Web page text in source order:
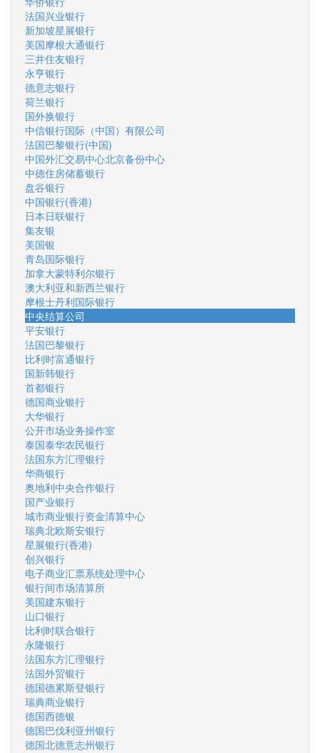
法国兴业银行
新加坡星展银行
美国摩根大通银行
三井住友银行
永亨银行
德意志银行
荷兰银行
国外换银行
中信银行国际（中国）有限公司
法国巴黎银行(中国)
中国外汇交易中心北京备份中心
中德住房储蓄银行
盘谷银行
中国银行(香港)
日本日联银行
集友银
美国银
青岛国际银行
加拿大蒙特利尔银行
澳大利亚和新西兰银行
摩根士丹利国际银行
中央结算公司
平安银行
法国巴黎银行
比利时富通银行
国新韩银行
首都银行
德国商业银行
大华银行
公开市场业务操作室
泰国泰华农民银行
法国东方汇理银行
华商银行
奥地利中央合作银行
国产业银行
城市商业银行资金清算中心
瑞典北欧斯安银行
星展银行(香港)
创兴银行
电子商业汇票系统处理中心
银行间市场清算所
美国建东银行
山口银行
比利时联合银行
永隆银行
法国东方汇理银行
法国外贸银行
德国德累斯登银行
瑞典商业银行
德国西德银
德国巴伐利亚州银行
德国北德意志州银行